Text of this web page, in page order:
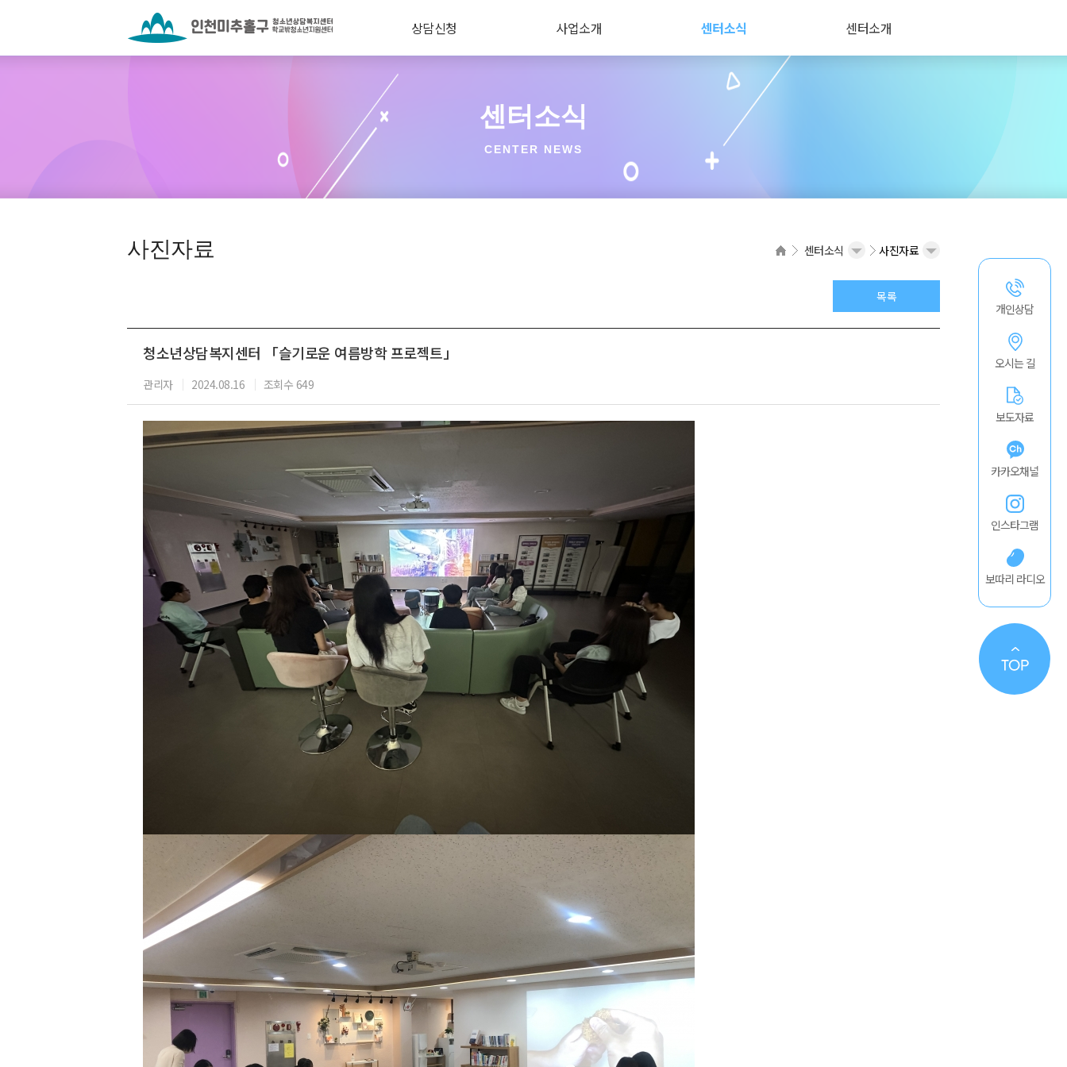
상담신청 사업소개 센터소식 센터소개
개인상담
오시는 길
보도자료
카카오채널
인스타그램
보따리 라디오
센터소식
CENTER NEWS
센터소식 사진자료
사진자료
목록
청소년상담복지센터 「슬기로운 여름방학 프로젝트」
관리자 2024.08.16 조회수 649